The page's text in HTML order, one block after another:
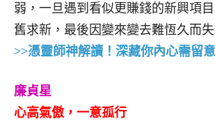
弱，一旦遇到看似更賺錢的新興項
舊求新，最後因變來變去難恆久而失
>>憑靈師神解讀！深藏你內心需留
廉貞星
心高氣傲，一意孤行